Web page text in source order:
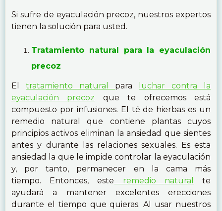
Si sufre de eyaculación precoz, nuestros expertos
tienen la solución para usted.
Tratamiento natural para la eyaculación
precoz
El tratamiento natural para
luchar contra la
eyaculación precoz que te ofrecemos está
compuesto por infusiones. El té de hierbas es un
remedio natural que contiene plantas cuyos
principios activos eliminan la ansiedad que sientes
antes y durante las relaciones sexuales. Es esta
ansiedad la que le impide controlar la eyaculación
y, por tanto, permanecer en la cama más
tiempo. Entonces, este remedio natural
te
ayudará a mantener excelentes erecciones
durante el tiempo que quieras. Al usar nuestros